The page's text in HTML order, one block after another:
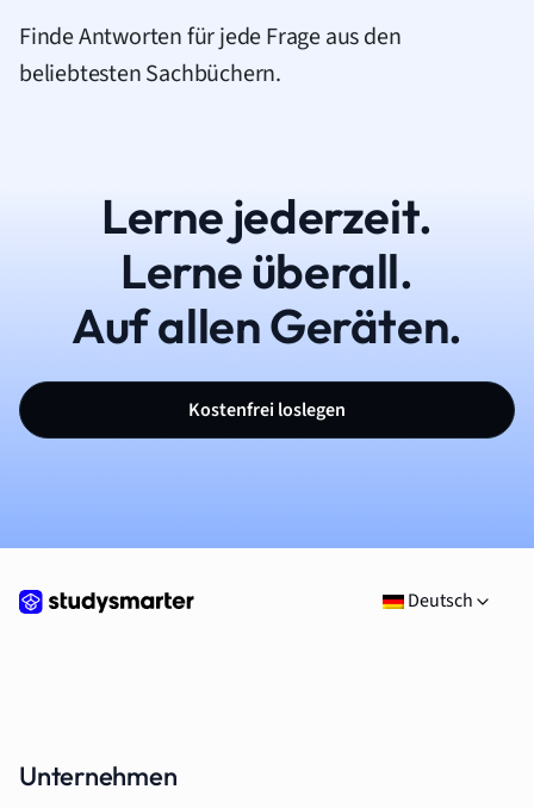
Finde Antworten für jede Frage aus den
beliebtesten Sachbüchern.
Lerne jederzeit.
Lerne überall.
Auf allen Geräten.
Kostenfrei loslegen
Deutsch
Unternehmen